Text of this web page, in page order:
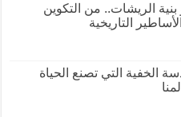
الريشات.. من التكوين
التاريخية
الخفية التي تصنع الحياة